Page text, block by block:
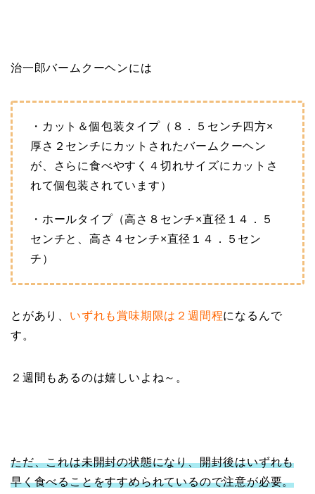
治一郎バームクーヘンには
・カット＆個包装タイプ（８．５センチ四方×
厚さ２センチにカットされたバームクーヘン
が、さらに食べやすく４切れサイズにカットさ
れて個包装されています）
・ホールタイプ（高さ８センチ×直径１４．５
センチと、高さ４センチ×直径１４．５セン
チ）
とがあり、 いずれも賞味期限は２週間程になるんで
す。
２週間もあるのは嬉しいよね～。
ただ、これは未開封の状態になり、開封後はいずれも
早く食べることをすすめられているので注意が必要。